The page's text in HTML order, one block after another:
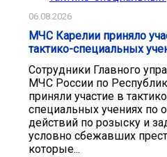
06.08.2026
МЧС Карелии приняло
тактико-специальных
Сотрудники Главного
МЧС России по
приняли участие в
специальных учениях по
действий по розыску и
условно сбежавших
которые...